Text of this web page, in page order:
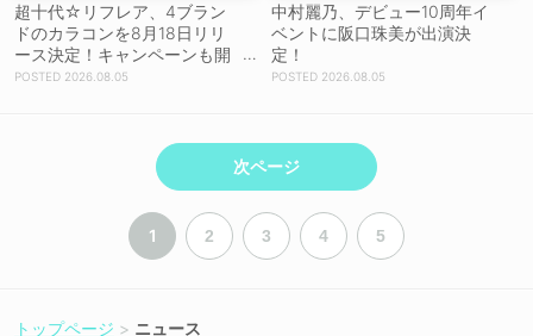
超十代☆リフレア、4ブラン
ドのカラコンを8月18日リリ
ース決定！キャンペーンも開
催決定 2026.08.05
中村麗乃、デビュー10周年イ
ベントに阪口珠美が出演決
定！
2026.08.05
次ページ
1 2 3 4 5
トップページ ニュース